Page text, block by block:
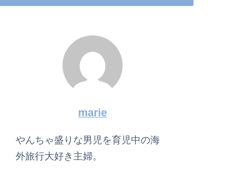
marie
やんちゃ盛りな男児を育児中の海
外旅行大好き主婦。